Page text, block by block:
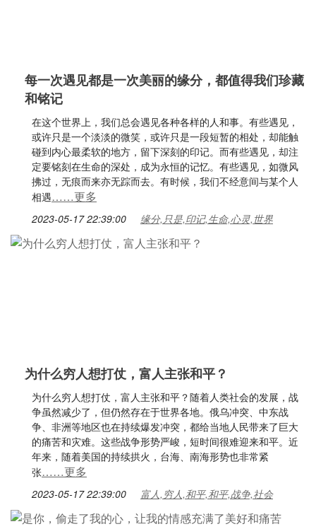
每一次遇见都是一次美丽的缘分，都值得我们珍藏
和铭记
在这个世界上，我们总会遇见各种各样的人和事。有些遇见，
或许只是一个淡淡的微笑，或许只是一段短暂的相处，却能触
碰到内心最柔软的地方，留下深刻的印记。而有些遇见，却注
定要铭刻在生命的深处，成为永恒的记忆。有些遇见，如微风
拂过，无痕而来亦无踪而去。有时候，我们不经意间与某个人
相遇……更多
2023-05-17 22:39:00 缘分,只是,印记,生命,心灵,世界
为什么穷人想打仗，富人主张和平？
为什么穷人想打仗，富人主张和平？随着人类社会的发展，战
争虽然减少了，但仍然存在于世界各地。俄乌冲突、中东战
争、非洲等地区也在持续爆发冲突，都给当地人民带来了巨大
的痛苦和灾难。这些战争形势严峻，短时间很难迎来和平。近
年来，随着美国的持续拱火，台海、南海形势也非常紧
张……更多
2023-05-17 22:39:00 富人,穷人,和平,和平,战争,社会